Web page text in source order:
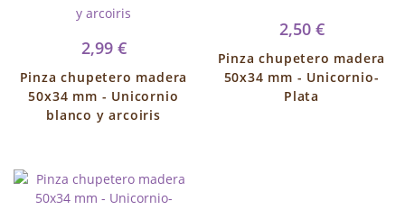
2,99 €
Pinza chupetero madera
50x34 mm - Unicornio
blanco y arcoiris
2,50 €
Pinza chupetero madera
50x34 mm - Unicornio-
Plata